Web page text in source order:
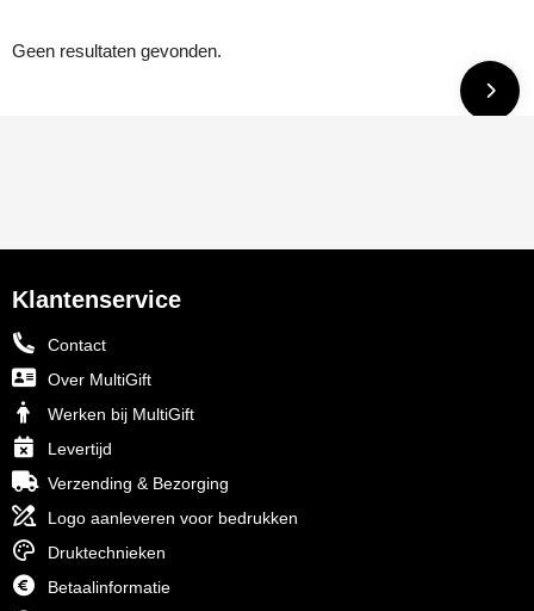
Geen resultaten gevonden.
Klantenservice
Contact
Over MultiGift
Werken bij MultiGift
Levertijd
Verzending & Bezorging
Logo aanleveren voor bedrukken
Druktechnieken
Betaalinformatie